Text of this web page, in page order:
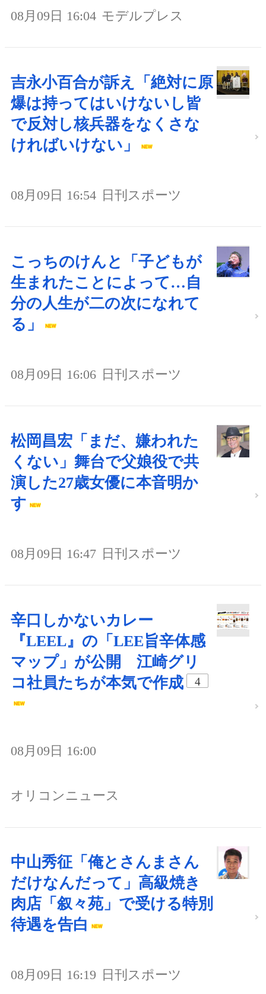
08月09日 16:04 モデルプレス
吉永小百合が訴え「絶対に原
爆は持ってはいけないし皆
で反対し核兵器をなくさな
ければいけない」
08月09日 16:54 日刊スポーツ
こっちのけんと「子どもが
生まれたことによって…自
分の人生が二の次になれて
る」
08月09日 16:06 日刊スポーツ
松岡昌宏「まだ、嫌われた
くない」舞台で父娘役で共
演した27歳女優に本音明か
す
08月09日 16:47 日刊スポーツ
辛口しかないカレー
『LEEL』の「LEE旨辛体感
マップ」が公開 江崎グリ
コ社員たちが本気で作成
4
08月09日 16:00
オリコンニュース
中山秀征「俺とさんまさん
だけなんだって」高級焼き
肉店「叙々苑」で受ける特別
待遇を告白
08月09日 16:19 日刊スポーツ